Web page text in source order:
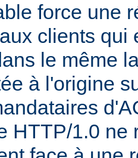
force une
clients qui
le même
à l'origine
HTTP/1.0 ne